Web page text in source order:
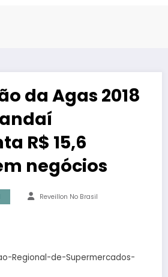
da Agas 2018
R$ 15,6
negócios
Reveillon No Brasil